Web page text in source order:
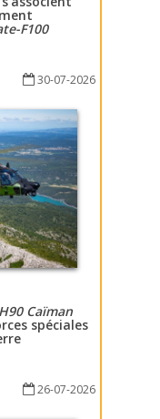
F100
30-07-2026
Caïman
spéciales
26-07-2026